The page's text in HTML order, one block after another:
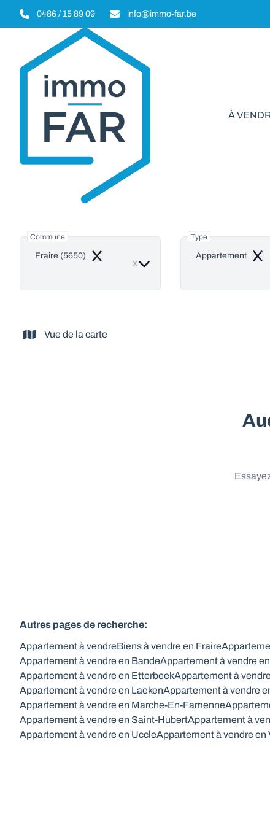
Aller au contenu principal
0486 / 15 89 09 info@immo-far.be
À
Commune
Fraire (5650) Remove
Type
Appartement
Vue de la carte
Autres pages de recherche:
Appartement à vendreBiens à vendre en Fraire
Appartement à vendre en BandeAppartement à vendre
Appartement à vendre en EtterbeekAppartement à
Appartement à vendre en LaekenAppartement à vendre
Appartement à vendre en Marche-En-Famenne
Appartement à vendre en Saint-HubertAppartement à
Appartement à vendre en UccleAppartement à vendre en